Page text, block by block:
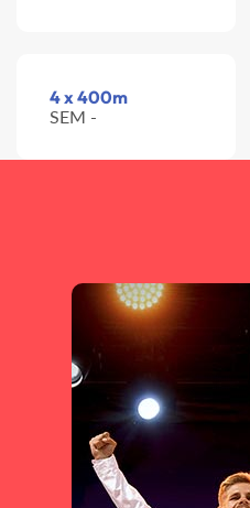
4 x 400m
SEM -